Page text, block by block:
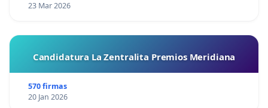
23 Mar 2026
Candidatura La Zentralita Premios Meridiana
570 firmas
20 Jan 2026